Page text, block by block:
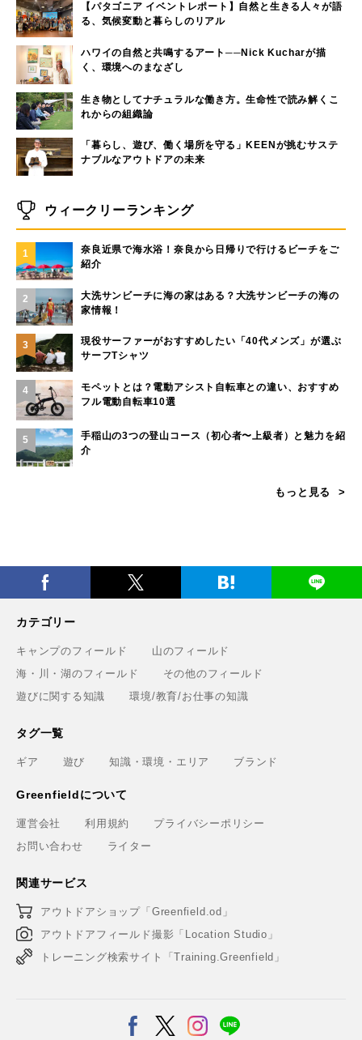
【パタゴニア イベントレポート】自然と生きる人々が語
る、気候変動と暮らしのリアル
ハワイの自然と共鳴するアート──Nick Kucharが描
く、環境へのまなざし
生き物としてナチュラルな働き方。生命性で読み解くこ
れからの組織論
「暮らし、遊び、働く場所を守る」KEENが挑むサステ
ナブルなアウトドアの未来
ウィークリーランキング
1
奈良近県で海水浴！奈良から日帰りで行けるビーチをご
紹介
2
大洗サンビーチに海の家はある？大洗サンビーチの海の
家情報！
3
現役サーファーがおすすめしたい「40代メンズ」が選ぶ
サーフTシャツ
4
モペットとは？電動アシスト自転車との違い、おすすめ
フル電動自転車10選
5
手稲山の3つの登山コース（初心者〜上級者）と魅力を紹
介
もっと見る
カテゴリー
キャンプのフィールド
山のフィールド
海・川・湖のフィールド
その他のフィールド
遊びに関する知識
環境/教育/お仕事の知識
タグ一覧
ギア 遊び 知識・環境・エリア ブランド
Greenfieldについて
運営会社 利用規約
プライバシーポリシー
お問い合わせ
ライター
関連サービス
アウトドアショップ「Greenfield.od」
アウトドアフィールド撮影「Location Studio」
トレーニング検索サイト「Training.Greenfield」